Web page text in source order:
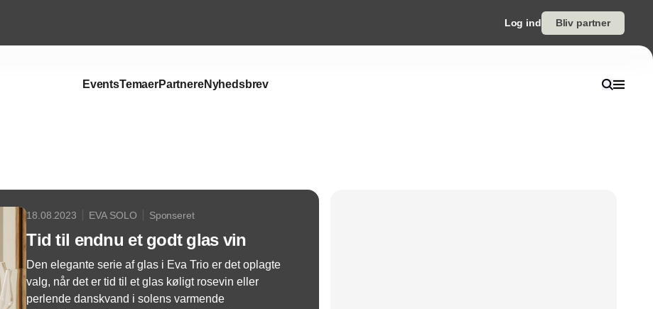
Log ind Bliv partner
EventsTemaerPartnereNyhedsbrev
18.08.2023 EVA SOLO Sponseret
Tid til endnu et godt glas vin
Den elegante serie af glas i Eva Trio er det oplagte
valg, når det er tid til et glas køligt rosevin eller
perlende danskvand i solens varmende